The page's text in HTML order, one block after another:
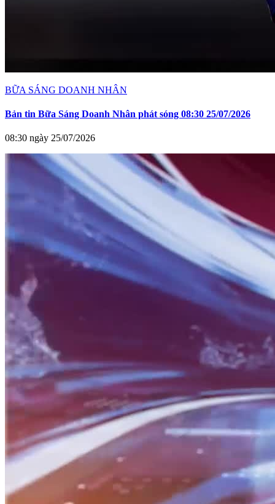
BỮA SÁNG DOANH NHÂN
Bản tin Bữa Sáng Doanh Nhân phát sóng 08:30 25/07/2026
08:30 ngày 25/07/2026